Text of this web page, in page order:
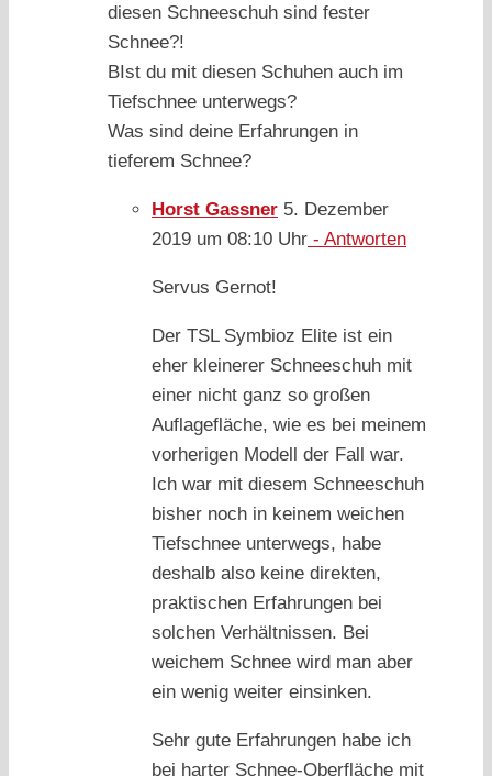
diesen Schneeschuh sind fester
Schnee?!
BIst du mit diesen Schuhen auch im
Tiefschnee unterwegs?
Was sind deine Erfahrungen in
tieferem Schnee?
Horst Gassner 5. Dezember
2019 um 08:10 Uhr - Antworten
Servus Gernot!
Der TSL Symbioz Elite ist ein
eher kleinerer Schneeschuh mit
einer nicht ganz so großen
Auflagefläche, wie es bei meinem
vorherigen Modell der Fall war.
Ich war mit diesem Schneeschuh
bisher noch in keinem weichen
Tiefschnee unterwegs, habe
deshalb also keine direkten,
praktischen Erfahrungen bei
solchen Verhältnissen. Bei
weichem Schnee wird man aber
ein wenig weiter einsinken.
Sehr gute Erfahrungen habe ich
bei harter Schnee-Oberfläche mit